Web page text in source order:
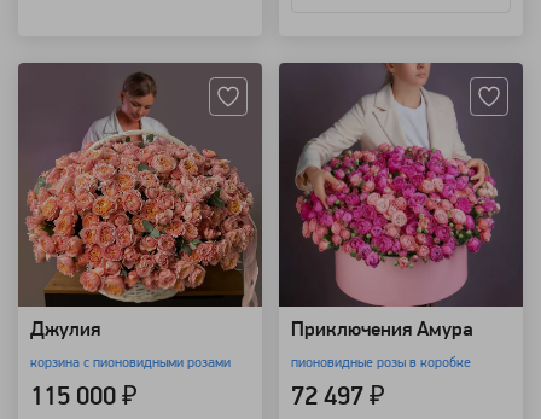
Джулия
корзина с пионовидными розами
115 000 ₽
Приключения Амура
пионовидные розы в коробке
72 497 ₽